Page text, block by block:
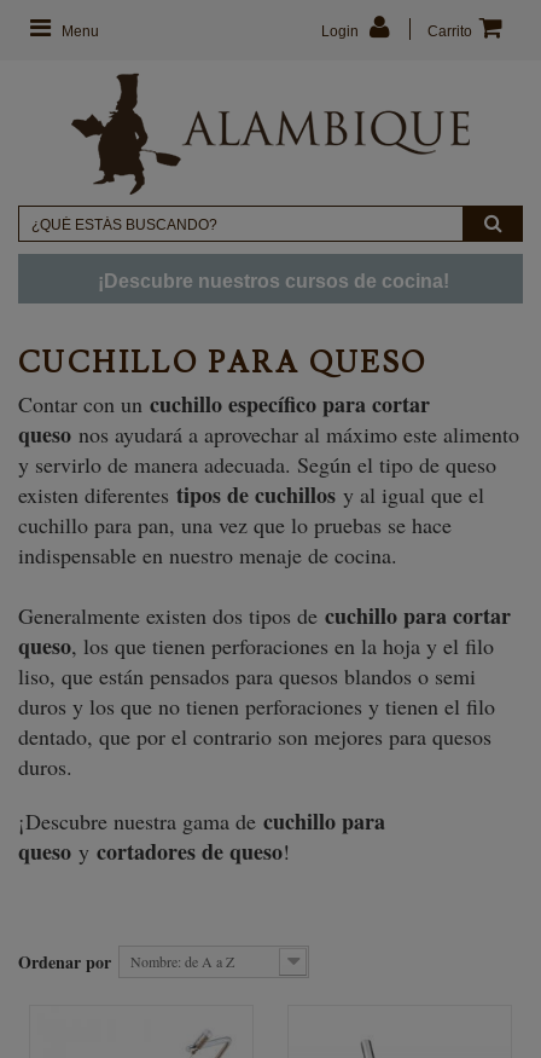
Menu Carrito
Login
¡Descubre nuestros cursos de cocina!
CUCHILLO PARA QUESO
Contar con un cuchillo específico para cortar
queso nos ayudará a aprovechar al máximo este alimento
y servirlo de manera adecuada. Según el tipo de queso
existen diferentes tipos de cuchillos y al igual que el
cuchillo para pan, una vez que lo pruebas se hace
indispensable en nuestro menaje de cocina.
Generalmente existen dos tipos de cuchillo para cortar
queso, los que tienen perforaciones en la hoja y el filo
liso, que están pensados para quesos blandos o semi
duros y los que no tienen perforaciones y tienen el filo
dentado, que por el contrario son mejores para quesos
duros.
¡Descubre nuestra gama de cuchillo para
queso y cortadores de queso!
Ordenar por Nombre: de A a Z